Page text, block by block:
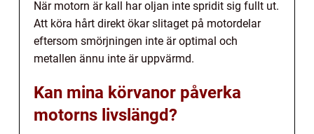
När motorn är kall har oljan inte spridit sig fullt ut.
Att köra hårt direkt ökar slitaget på motordelar
eftersom smörjningen inte är optimal och
metallen ännu inte är uppvärmd.
Kan mina körvanor påverka
motorns livslängd?